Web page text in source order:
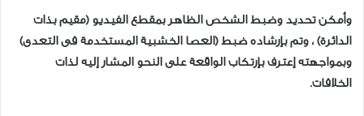
وأمكن تحديد وضبط الشخص الظاهر بمقطع الفيديو (مقيم بذات
الدائرة) ، وتم بإرشاده ضبط (العصا الخشبية المستخدمة فى التعدى)
وبمواجهته إعترف بإرتكاب الواقعة على النحو المشار إليه لذات
الخلافات.